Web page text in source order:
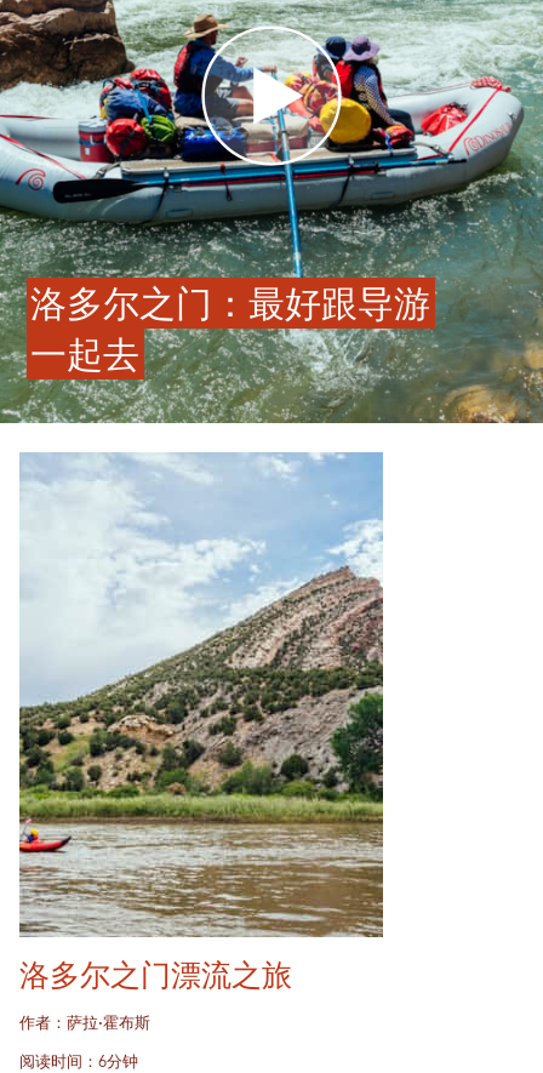
洛多尔之门：最好跟导游
一起去
洛多尔之门漂流之旅
作者：萨拉·霍布斯
阅读时间：6分钟